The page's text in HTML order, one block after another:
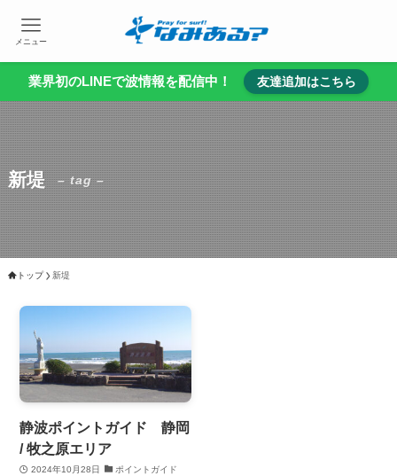
メニュー
業界初のLINEで波情報を配信中！ 友達追加はこちら
新堤 – tag –
トップ 新堤
静波ポイントガイド 静岡
/ 牧之原エリア
2024年10月28日 ポイントガイド